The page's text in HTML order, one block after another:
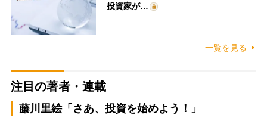
投資家が…
一覧を見る
注目の著者・連載
藤川里絵「さあ、投資を始めよう！」